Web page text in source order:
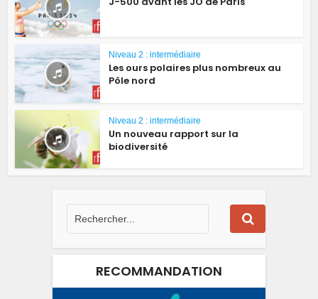
Niveau 2 : intermédiaire
Les ours polaires plus nombreux au
Pôle nord
Niveau 2 : intermédiaire
Un nouveau rapport sur la
biodiversité
RECOMMANDATION